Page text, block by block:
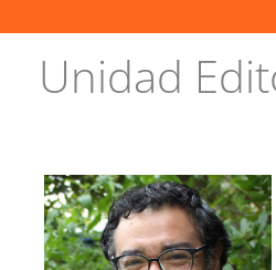
Unidad